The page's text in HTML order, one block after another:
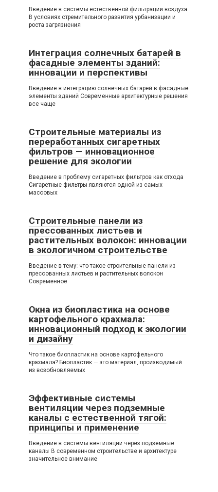
Введение в системы естественной фильтрации воздуха
В условиях стремительного развития урбанизации и
роста загрязнения
Интеграция солнечных батарей в
фасадные элементы зданий:
инновации и перспективы
Введение в интеграцию солнечных батарей в фасадные
элементы зданий Современные архитектурные решения
все чаще
Строительные материалы из
переработанных сигаретных
фильтров — инновационное
решение для экологии
Введение в проблему сигаретных фильтров как отхода
Сигаретные фильтры являются одной из самых
массовых
Строительные панели из
прессованных листьев и
растительных волокон: инновации
в экологичном строительстве
Введение в тему: что такое строительные панели из
прессованных листьев и растительных волокон
Современное
Окна из биопластика на основе
картофельного крахмала:
инновационный подход к экологии
и дизайну
Что такое биопластик на основе картофельного
крахмала? Биопластик — это материал, производимый
из возобновляемых
Эффективные системы
вентиляции через подземные
каналы с естественной тягой:
принципы и применение
Введение в системы вентиляции через подземные
каналы В современном строительстве и архитектуре
значительное внимание